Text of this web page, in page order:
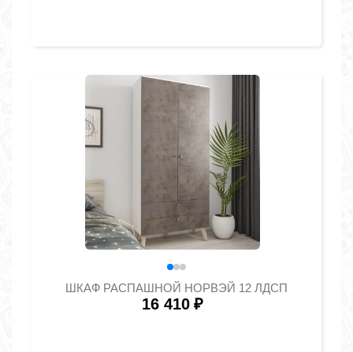
ШКАФ РАСПАШНОЙ НОРВЭЙ 12 ЛДСП
16 410 ₽